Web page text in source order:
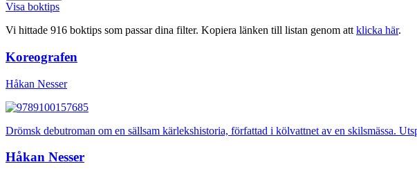
Visa boktips
Vi hittade 916 boktips som passar dina filter. Kopiera länken till listan genom att klicka här.
Koreografen
Håkan Nesser
Drömsk debutroman om en sällsam kärlekshistoria, författad i kölvattnet av en skilsmässa.
Håkan Nesser